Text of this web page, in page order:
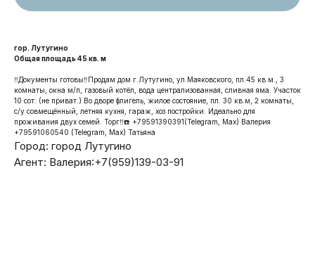
гор. Лутугино
Общая площадь 45 кв. м
‼️Документы готовы️‼️Продам дом г.Лутугино, ул.Маяковского, пл.45 кв.м., 3
комнаты, окна м/п, газовый котёл, вода централизованная, сливная яма. Участок
10 сот. (не приват.) Во дворе флигель, жилое состояние, пл. 30 кв.м, 2 комнаты,
с/у совмещённый, летняя кухня, гараж, хоз.постройки. Идеально для
проживания двух семей. Торг‼️☎️ +79591390391(Telegram, Max) Валерия
+79591060540 (Telegram, Max) Татьяна
Город: город Лутугино
Агент: Валерия:+7(959)139-03-91